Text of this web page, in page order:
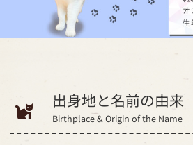
出身地と名前の由来
Birthplace & Origin of the Name